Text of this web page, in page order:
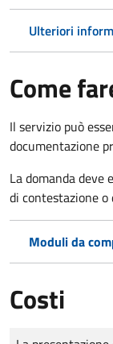
Ulteriori
Come
Il servizio può
documentazione
La domanda
di contestazione
Moduli da
Costi
Tipo di pagamento
Importo